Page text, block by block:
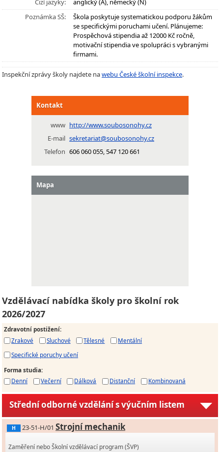
Cizí jazyky:
anglický (A), německý (N)
Poznámka SŠ:
Škola poskytuje systematickou podporu žákům
se specifickými poruchami učení. Plánujeme:
Prospěchová stipendia až 12000 Kč ročně,
motivační stipendia ve spolupráci s vybranými
firmami.
Inspekční zprávy školy najdete nawebu České školní inspekce.
Kontakt
www http://www.soubosonohy.cz
E-mail sekretariat@soubosonohy.cz
Telefon 606 060 055, 547 120 661
Mapa
Vzdělávací nabídka školy pro školní rok
2026/2027
Zdravotní postižení:
Zrakové
Sluchové Tělesné
Mentální
Specifické poruchy učení
Forma studia:
Denní
Večerní Dálková Distanční Kombinovaná
Střední odborné vzdělání s výučním listem
H 23-51-H/01 Strojní mechanik
Zaměření nebo Školní vzdělávací program (ŠVP)